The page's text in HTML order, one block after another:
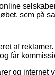
som på
af
får
og